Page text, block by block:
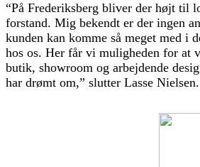
“På Frederiksberg bliver der højt til
forstand. Mig bekendt er der ingen
kunden kan komme så meget med i
hos os. Her får vi muligheden for at
butik, showroom og arbejdende
har drømt om,” slutter Lasse Nielsen.